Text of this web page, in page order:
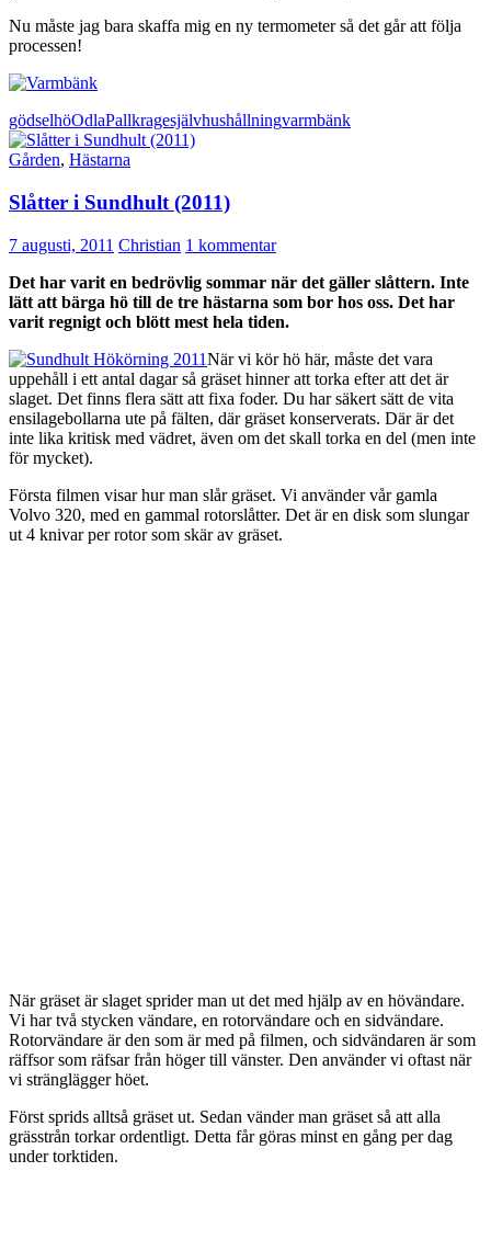
Nu måste jag bara skaffa mig en ny termometer så det går att följa
processen!
gödselhöOdlaPallkragesjälvhushållningvarmbänk
Gården, Hästarna
Slåtter i Sundhult (2011)
7 augusti, 2011 Christian 1 kommentar
Det har varit en bedrövlig sommar när det gäller slåttern. Inte
lätt att bärga hö till de tre hästarna som bor hos oss. Det har
varit regnigt och blött mest hela tiden.
När vi kör hö här, måste det vara
uppehåll i ett antal dagar så gräset hinner att torka efter att det är
slaget. Det finns flera sätt att fixa foder. Du har säkert sätt de vita
ensilagebollarna ute på fälten, där gräset konserverats. Där är det
inte lika kritisk med vädret, även om det skall torka en del (men inte
för mycket).
Första filmen visar hur man slår gräset. Vi använder vår gamla
Volvo 320, med en gammal rotorslåtter. Det är en disk som slungar
ut 4 knivar per rotor som skär av gräset.
När gräset är slaget sprider man ut det med hjälp av en hövändare.
Vi har två stycken vändare, en rotorvändare och en sidvändare.
Rotorvändare är den som är med på filmen, och sidvändaren är som
räffsor som räfsar från höger till vänster. Den använder vi oftast när
vi stränglägger höet.
Först sprids alltså gräset ut. Sedan vänder man gräset så att alla
grässtrån torkar ordentligt. Detta får göras minst en gång per dag
under torktiden.